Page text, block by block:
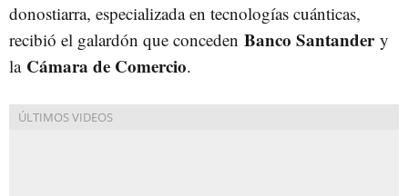
donostiarra, especializada en tecnologías cuánticas,
recibió el galardón que conceden Banco Santandery
la Cámara de Comercio.